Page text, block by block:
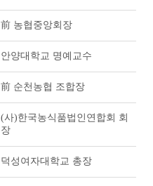
前 농협중앙회장
안양대학교 명예교수
前 순천농협 조합장
(사)한국농식품법인연합회 회
장
덕성여자대학교 총장